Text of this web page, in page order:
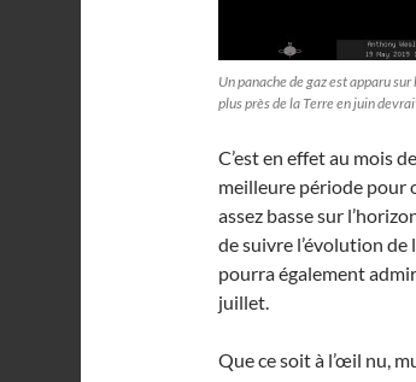
Un panache de gaz est apparu
plus près de la Terre en juin
C’est en effet au mois
meilleure période pour
assez basse sur
de suivre l’évolution
pourra également
juillet.
Que ce soit à l’œil nu,